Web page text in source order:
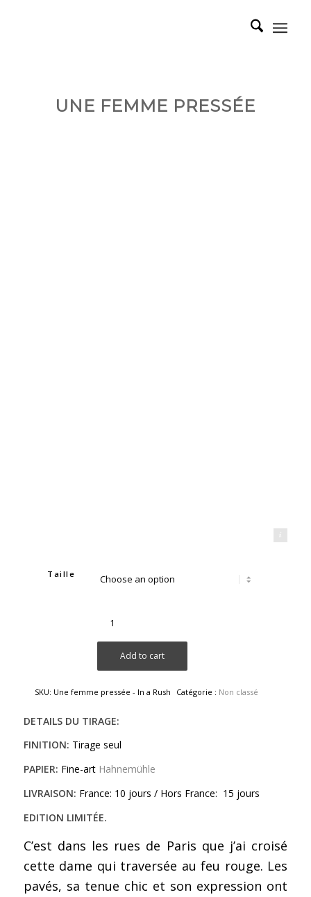
UNE FEMME PRESSÉE
Taille
Add to cart
SKU: Une femme pressée - In a Rush Catégorie : Non classé
DETAILS DU TIRAGE:
FINITION: Tirage seul
PAPIER: Fine-art Hahnemühle
LIVRAISON: France: 10 jours / Hors France: 15 jours
EDITION LIMITÉE.
C’est dans les rues de Paris que j’ai croisé
cette dame qui traversée au feu rouge. Les
pavés, sa tenue chic et son expression ont